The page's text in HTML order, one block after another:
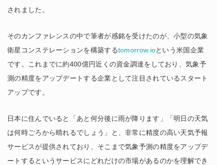
されました。
そのカンファレンスの中で筆者が感銘を受けたのが、小型の気象
衛星コンステレーションを構築するtomorrow.ioという米国企業
です。これまでに約400億円近くの資金調達をしており、気象予
測の精度をアップデートする企業として注目されているスタート
アップです。
日本に住んでいると「あと何分後に雨が降ります」「明日の天気
は何時ごろから晴れるでしょう」と、非常に精度の高い天気予報
サービスが提供されており、そこまで気象予測の精度をアップデ
ートするというサービスにどれだけの市場があるのかを理解でき